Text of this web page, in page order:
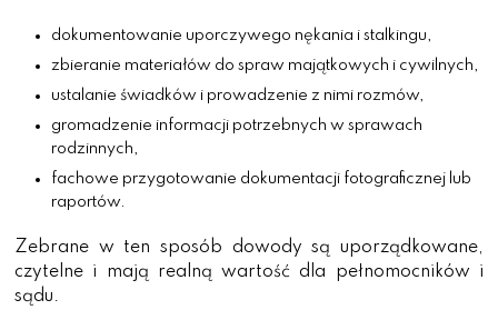
dokumentowanie uporczywego nękania i stalkingu,
zbieranie materiałów do spraw majątkowych i cywilnych,
ustalanie świadków i prowadzenie z nimi rozmów,
gromadzenie informacji potrzebnych w sprawach
rodzinnych,
fachowe przygotowanie dokumentacji fotograficznej lub
raportów.
Zebrane w ten sposób dowody są uporządkowane,
czytelne i mają realną wartość dla pełnomocników i
sądu.